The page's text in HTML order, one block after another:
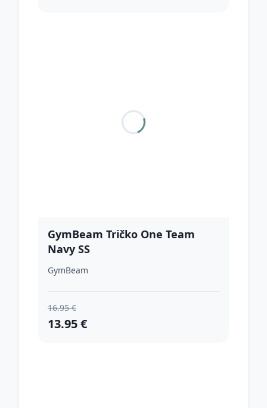
GymBeam Tričko One Team
Navy SS
GymBeam
16.95 €
13.95 €